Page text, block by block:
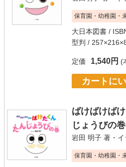
保育園・幼稚園・
大日本図書 /
型判 /
定価 1,540円 (
カートに
ばけばけば
じょうびの巻
岩田 明子 著・イ
保育園・幼稚園・